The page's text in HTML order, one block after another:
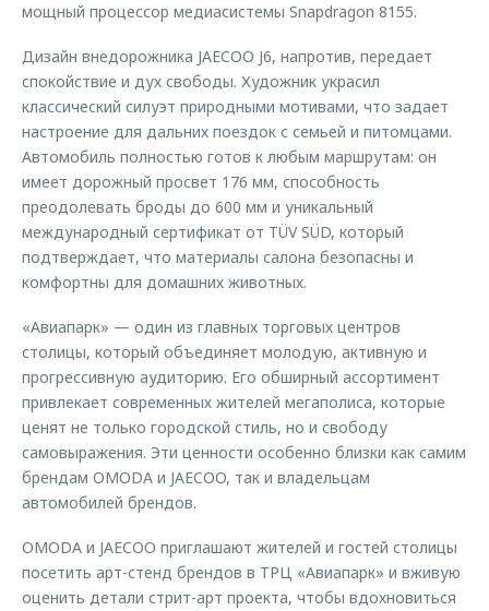
мощный процессор медиасистемы Snapdragon 8155.
Дизайн внедорожника JAECOO J6, напротив, передает
спокойствие и дух свободы. Художник украсил
классический силуэт природными мотивами, что задает
настроение для дальних поездок с семьей и питомцами.
Автомобиль полностью готов к любым маршрутам: он
имеет дорожный просвет 176 мм, способность
преодолевать броды до 600 мм и уникальный
международный сертификат от TÜV SÜD, который
подтверждает, что материалы салона безопасны и
комфортны для домашних животных.
«Авиапарк» — один из главных торговых центров
столицы, который объединяет молодую, активную и
прогрессивную аудиторию. Его обширный ассортимент
привлекает современных жителей мегаполиса, которые
ценят не только городской стиль, но и свободу
самовыражения. Эти ценности особенно близки как самим
брендам OMODA и JAECOO, так и владельцам
автомобилей брендов.
OMODA и JAECOO приглашают жителей и гостей столицы
посетить арт-стенд брендов в ТРЦ «Авиапарк» и вживую
оценить детали стрит-арт проекта, чтобы вдохновиться